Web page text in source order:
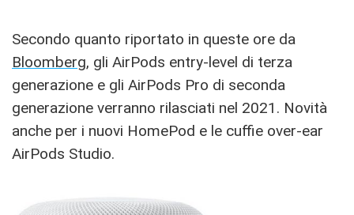
Secondo quanto riportato in queste ore da
Bloomberg, gli AirPods entry-level di terza
generazione e gli AirPods Pro di seconda
generazione verranno rilasciati nel 2021. Novità
anche per i nuovi HomePod e le cuffie over-ear
AirPods Studio.